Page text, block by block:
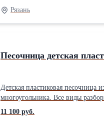
российские условия применения. Основные характеристики: Габариты элемента
Размещение: В помещении/на
Рязань
Песочница детская
Детская пластиковая песочница
многоугольника. Все виды
но это не помешает малышу
разноцветные, их можно
11 100 руб.